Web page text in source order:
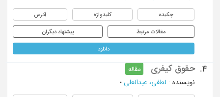
چکیده کلیدواژه آدرس
مقالات مرتبط پیشنهاد دیگران
دانلود
4. حقوق کیفری
مقاله
نویسنده : لطفی، عبدالعلی ؛